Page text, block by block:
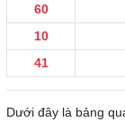
60
10
41
Dưới đây là bảng